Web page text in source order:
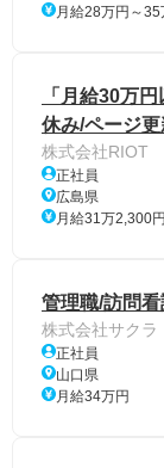
月給28万円～35
「月給30万
休み/ページ
株式会社RIOT
正社員
広島県
月給31万2,300
管理職/訪問
株式会社サクラ
正社員
山口県
月給34万円